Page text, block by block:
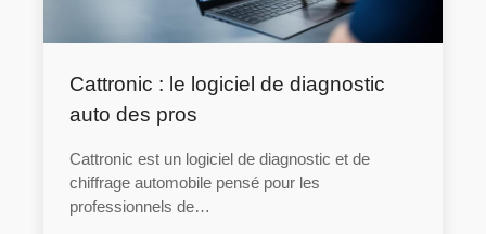
Cattronic : le logiciel de diagnostic
auto des pros
Cattronic est un logiciel de diagnostic et de
chiffrage automobile pensé pour les
professionnels de…